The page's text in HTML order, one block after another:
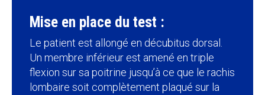
Mise en place du test :
Le patient est allongé en décubitus dorsal.
Un membre inférieur est amené en triple
flexion sur sa poitrine jusqu’à ce que le rachis
lombaire soit complètement plaqué sur la